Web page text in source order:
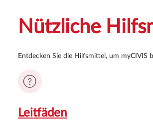
Nützliche
Entdecken Sie die Hilfsmittel, um myCIVIS
Leitfäden